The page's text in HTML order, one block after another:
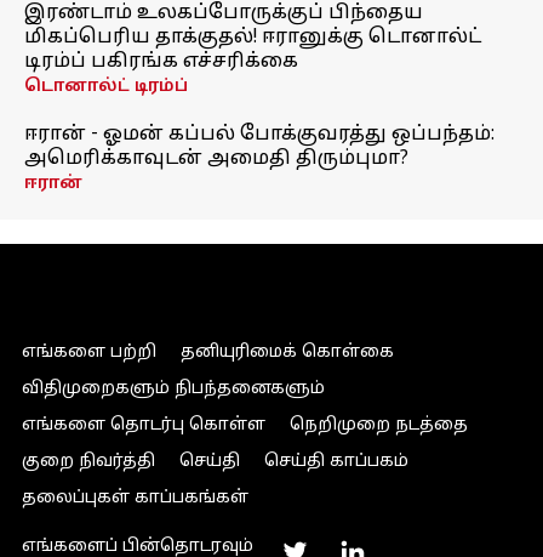
இரண்டாம் உலகப்போருக்குப் பிந்தைய
மிகப்பெரிய தாக்குதல்! ஈரானுக்கு டொனால்ட்
டிரம்ப் பகிரங்க எச்சரிக்கை
டொனால்ட் டிரம்ப்
ஈரான் - ஓமன் கப்பல் போக்குவரத்து ஒப்பந்தம்:
அமெரிக்காவுடன் அமைதி திரும்புமா?
ஈரான்
எங்களை பற்றி
தனியுரிமைக் கொள்கை
விதிமுறைகளும் நிபந்தனைகளும்
எங்களை தொடர்பு கொள்ள
நெறிமுறை நடத்தை
குறை நிவர்த்தி
செய்தி
செய்தி காப்பகம்
தலைப்புகள் காப்பகங்கள்
எங்களைப் பின்தொடரவும்